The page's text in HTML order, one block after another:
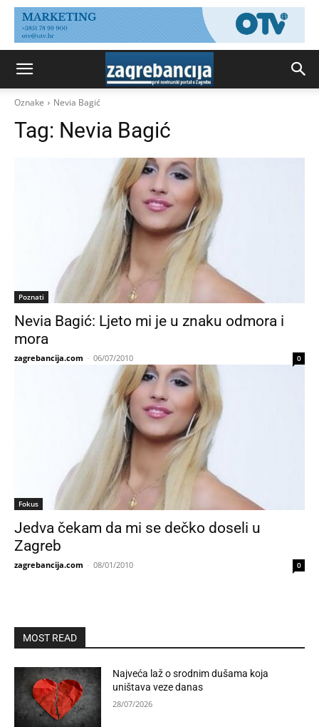
Oznake Nevia Bagić
Tag: Nevia Bagić
Poznati
Nevia Bagić: Ljeto mi je u znaku odmora i
mora
zagrebancija.com - 06/07/2010 0
Fokus
Jedva čekam da mi se dečko doseli u
Zagreb
zagrebancija.com - 08/01/2010 0
MOST READ
Najveća laž o srodnim dušama koja
uništava veze danas
28/07/2026